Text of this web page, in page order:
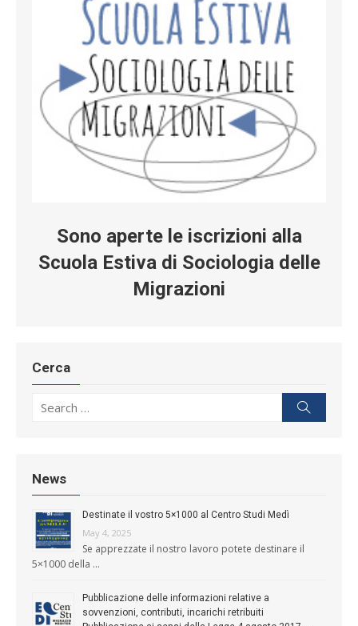
Sono aperte le iscrizioni alla
Scuola Estiva di Sociologia delle
Migrazioni
Cerca
News
Destinate il vostro 5×1000 al Centro Studi Medì
May 4, 2025
Se apprezzate il nostro lavoro potete destinare il
5×1000 della …
Pubblicazione delle informazioni relative a
sovvenzioni, contributi, incarichi retribuiti